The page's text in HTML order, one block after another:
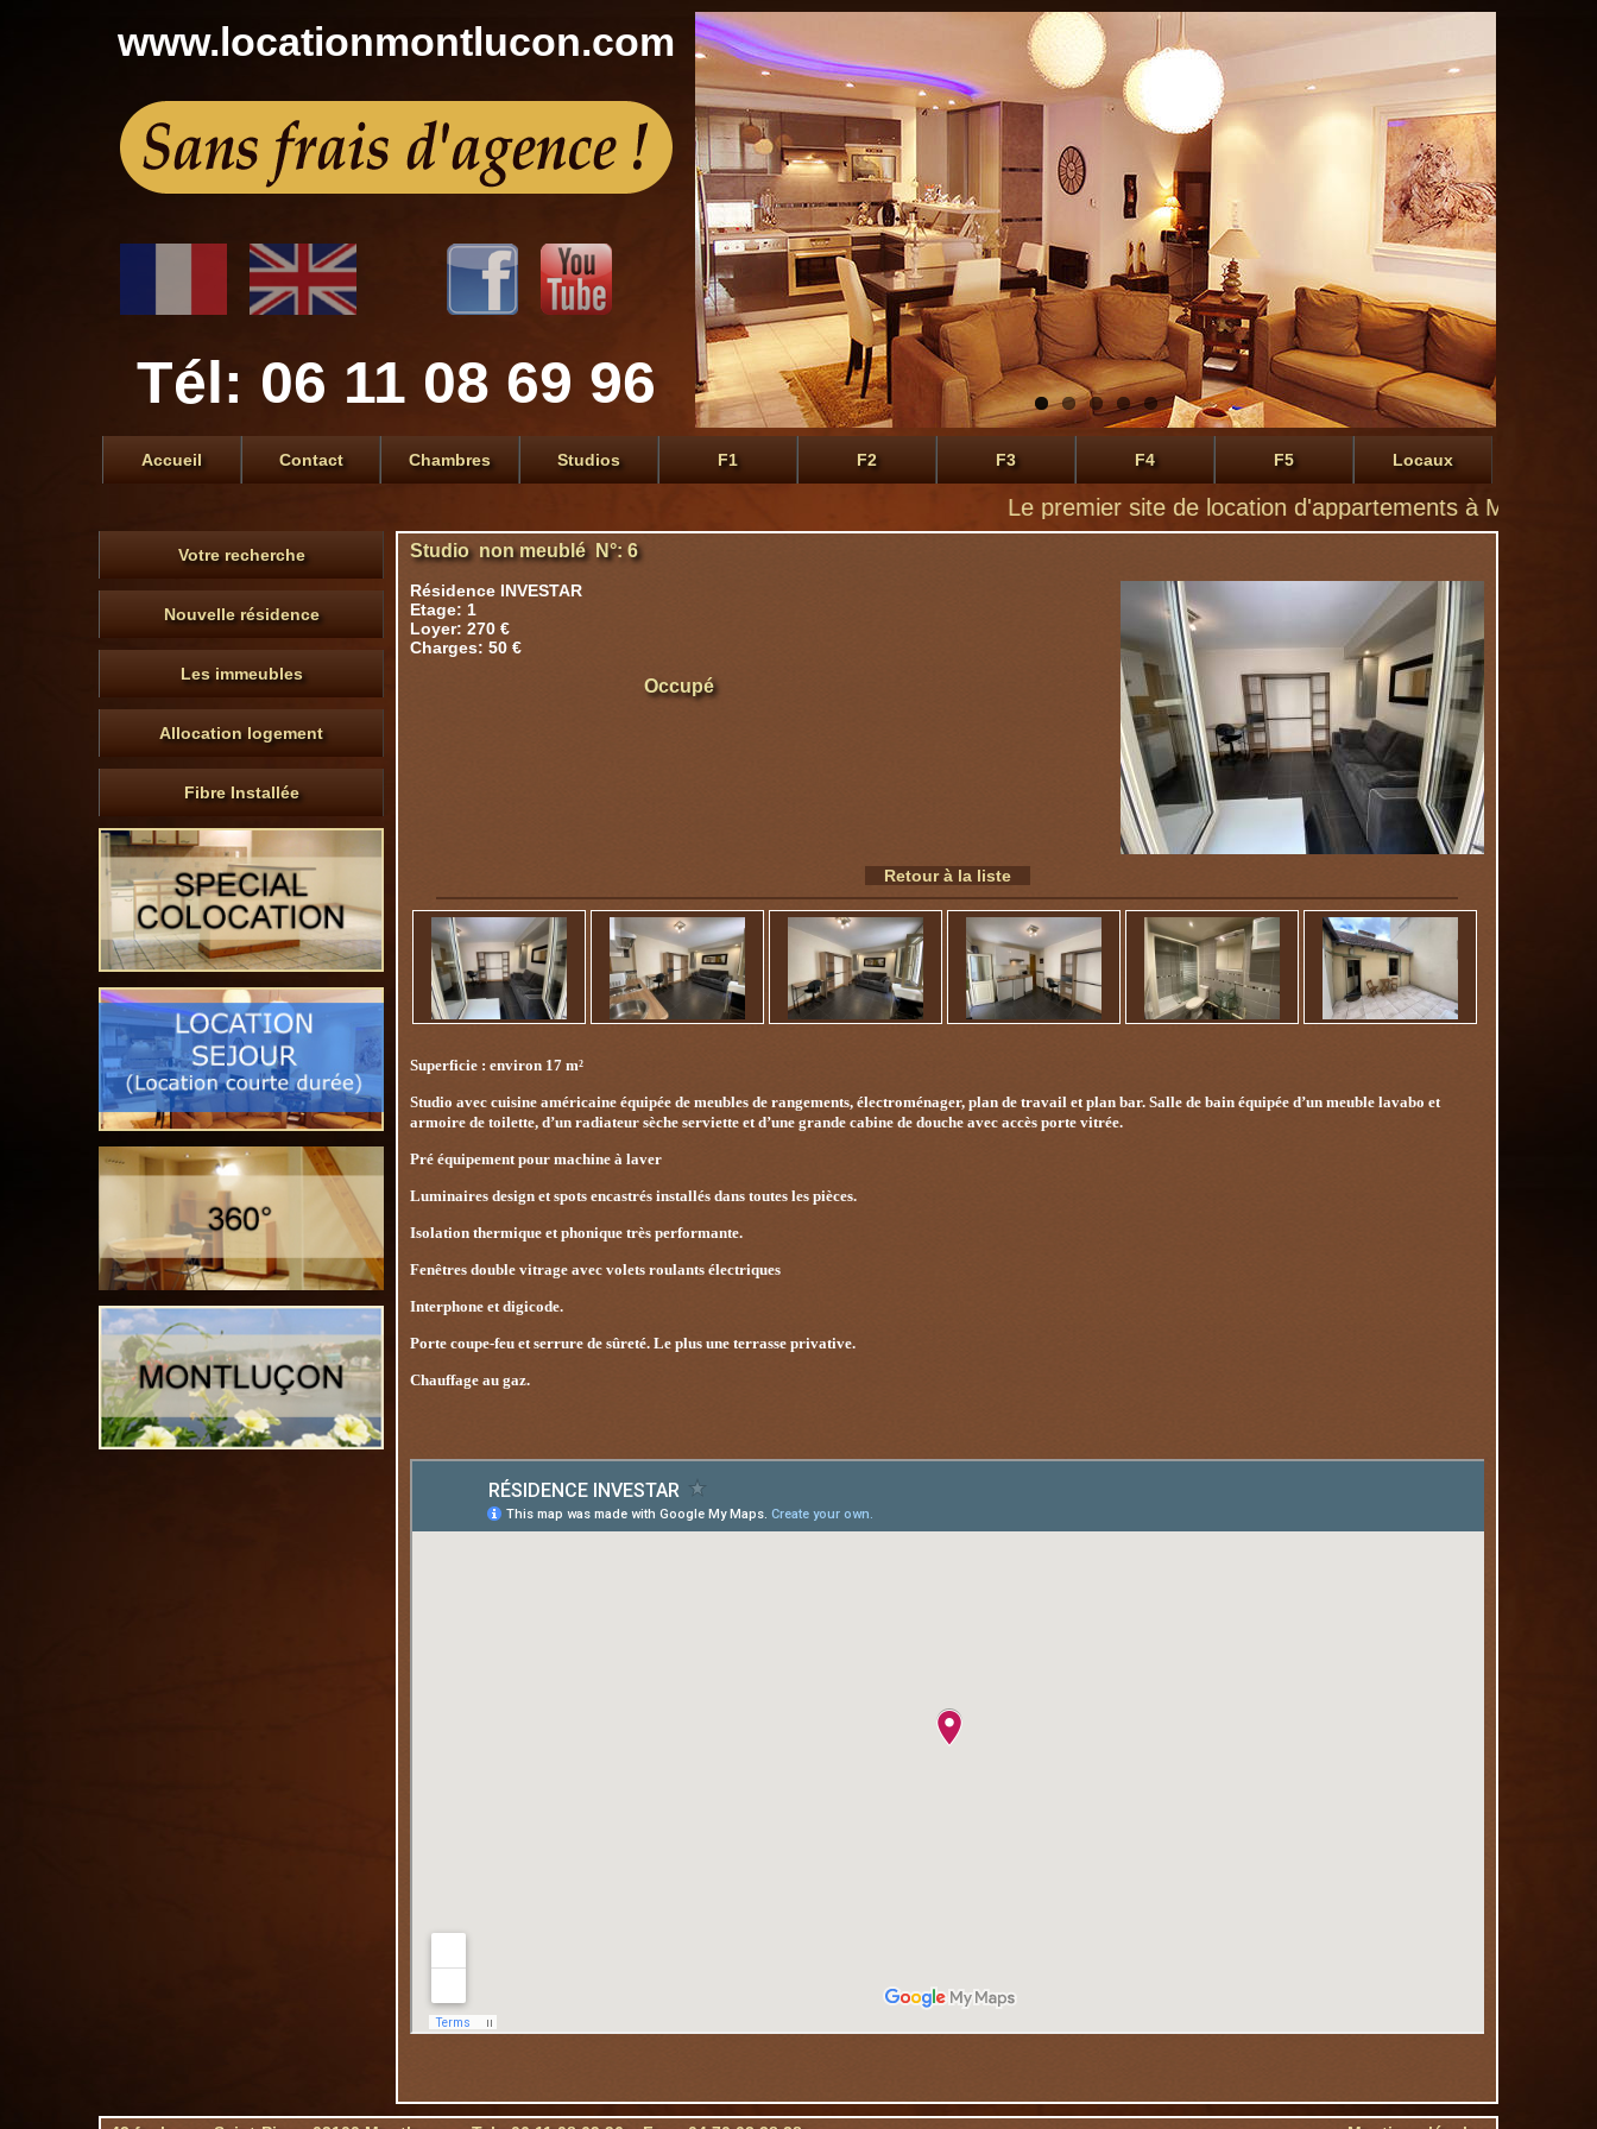
www.locationmontlucon.com
Tél: 06 11 08 69 96
Accueil Contact Chambres Studios F1 F2 F3 F4 F5 Locaux
Le premier site de location d'appartements à Montluçon de
Studio non meublé N°: 6
Résidence INVESTAR
Etage: 1
Loyer: 270 €
Charges: 50 €
Occupé
Retour à la liste
Superficie : environ 17 m²
Studio avec cuisine américaine équipée de meubles de rangements, électroménager, plan de travail et plan bar. Salle de bain équipée d’un meuble lavabo et
armoire de toilette, d’un radiateur sèche serviette et d’une grande cabine de douche avec accès porte vitrée.
Pré équipement pour machine à laver
Luminaires design et spots encastrés installés dans toutes les pièces.
Isolation thermique et phonique très performante.
Fenêtres double vitrage avec volets roulants électriques
Interphone et digicode.
Porte coupe-feu et serrure de sûreté. Le plus une terrasse privative.
Chauffage au gaz.
Votre recherche
Nouvelle résidence
Les immeubles
Allocation logement
Fibre Installée